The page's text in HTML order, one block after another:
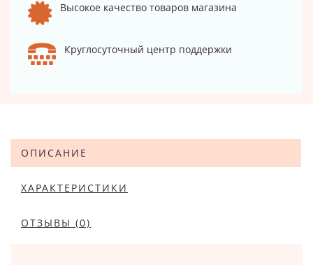
Высокое качество товаров магазина
Круглосуточный центр поддержки
ОПИСАНИЕ
ХАРАКТЕРИСТИКИ
ОТЗЫВЫ (0)